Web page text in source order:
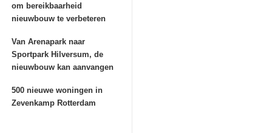
om bereikbaarheid
nieuwbouw te verbeteren
Van Arenapark naar
Sportpark Hilversum, de
nieuwbouw kan aanvangen
500 nieuwe woningen in
Zevenkamp Rotterdam